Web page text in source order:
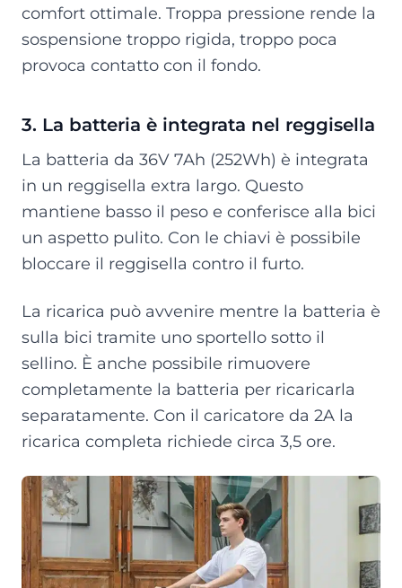
comfort ottimale. Troppa pressione rende la
sospensione troppo rigida, troppo poca
provoca contatto con il fondo.
3. La batteria è integrata nel reggisella
La batteria da 36V 7Ah (252Wh) è integrata
in un reggisella extra largo. Questo
mantiene basso il peso e conferisce alla bici
un aspetto pulito. Con le chiavi è possibile
bloccare il reggisella contro il furto.
La ricarica può avvenire mentre la batteria è
sulla bici tramite uno sportello sotto il
sellino. È anche possibile rimuovere
completamente la batteria per ricaricarla
separatamente. Con il caricatore da 2A la
ricarica completa richiede circa 3,5 ore.